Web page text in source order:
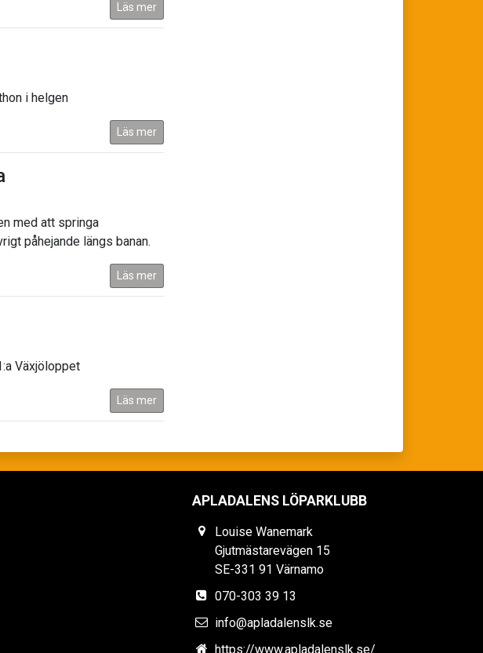
Läs mer
i helgen
Läs mer
med att springa
påhejande längs banan.
Läs mer
Växjöloppet
Läs mer
APLADALENS LÖPARKLUBB
Louise Wanemark
Gjutmästarevägen 15
SE-331 91 Värnamo
070-303 39 13
info@apladalenslk.se
https://www.apladalenslk.se/